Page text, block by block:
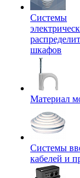
Системы
шкафов
Материал
Системы
кабелей и